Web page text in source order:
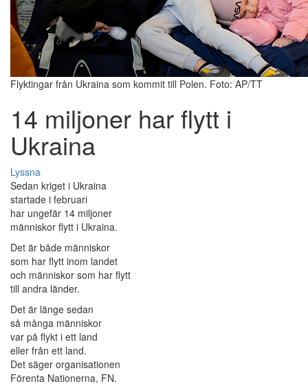
Flyktingar från Ukraina som kommit till Polen. Foto: AP/TT
14 miljoner har flytt i
Ukraina
Lyssna
Sedan kriget i Ukraina
startade i februari
har ungefär 14 miljoner
människor flytt i Ukraina.
Det är både människor
som har flytt inom landet
och människor som har flytt
till andra länder.
Det är länge sedan
så många människor
var på flykt i ett land
eller från ett land.
Det säger organisationen
Förenta Nationerna, FN.